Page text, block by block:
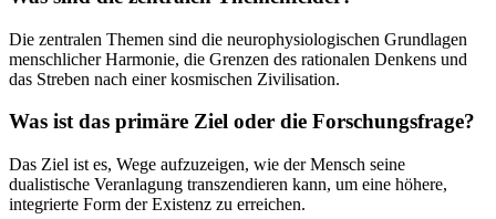
Die zentralen Themen sind die neurophysiologischen Grundlagen
menschlicher Harmonie, die Grenzen des rationalen Denkens und
das Streben nach einer kosmischen Zivilisation.
Was ist das primäre Ziel oder die Forschungsfrage?
Das Ziel ist es, Wege aufzuzeigen, wie der Mensch seine
dualistische Veranlagung transzendieren kann, um eine höhere,
integrierte Form der Existenz zu erreichen.